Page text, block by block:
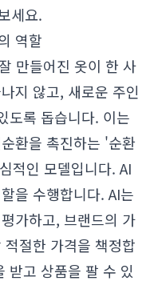
세요.
역할
만들어진 옷이 한 사
지 않고, 새로운 주인
도록 돕습니다. 이는
환을 촉진하는 '순환
적인 모델입니다. AI
을 수행합니다. AI는
가하고, 브랜드의 가
절한 가격을 책정합
받고 상품을 팔 수 있